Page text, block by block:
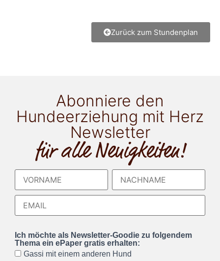
Zurück zum Stundenplan
Abonniere den
Hundeerziehung mit Herz
Newsletter
für alle Neuigkeiten!
Ich möchte als Newsletter-Goodie zu folgendem
Thema ein ePaper gratis erhalten:
Gassi mit einem anderen Hund